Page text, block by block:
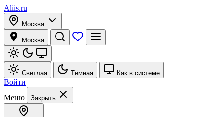
Aliis.ru
Москва
Москва
Светлая Тёмная Как в системе
Войти
Меню
Закрыть